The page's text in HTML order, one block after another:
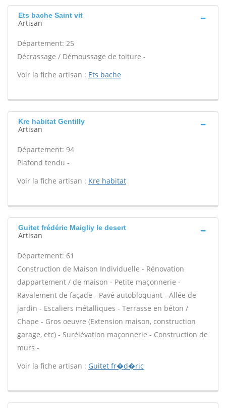
Ets bache Saint vit
Artisan
Département: 25
Décrassage / Démoussage de toiture -
Voir la fiche artisan : Ets bache
Kre habitat Gentilly
Artisan
Département: 94
Plafond tendu -
Voir la fiche artisan : Kre habitat
Guitet frédéric Maigliy le desert
Artisan
Département: 61
Construction de Maison Individuelle - Rénovation
dappartement / de maison - Petite maçonnerie -
Ravalement de façade - Pavé autobloquant - Allée de
jardin - Escaliers métalliques - Terrasse en béton /
Chape - Gros oeuvre (Extension maison, construction
garage, etc) - Surélévation maçonnerie - Construction de
murs -
Voir la fiche artisan : Guitet fr�d�ric